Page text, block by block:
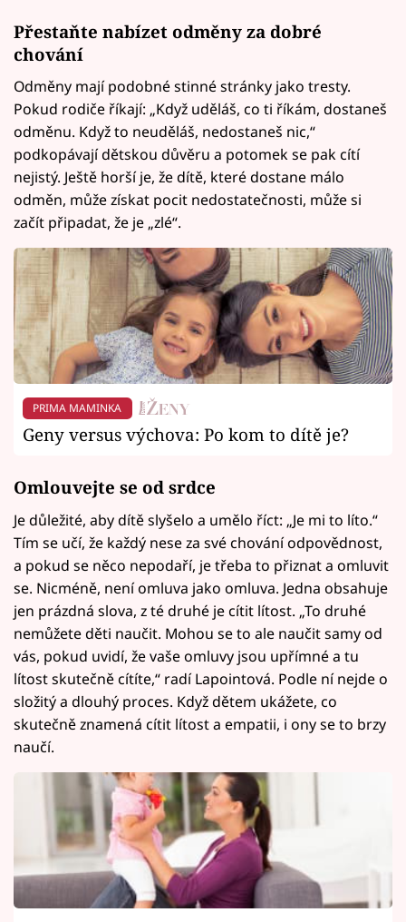
Přestaňte nabízet odměny za dobré
chování
Odměny mají podobné stinné stránky jako tresty.
Pokud rodiče říkají: „Když uděláš, co ti říkám, dostaneš
odměnu. Když to neuděláš, nedostaneš nic,“
podkopávají dětskou důvěru a potomek se pak cítí
nejistý. Ještě horší je, že dítě, které dostane málo
odměn, může získat pocit nedostatečnosti, může si
začít připadat, že je „zlé“.
PRIMA MAMINKA
Geny versus výchova: Po kom to dítě je?
Omlouvejte se od srdce
Je důležité, aby dítě slyšelo a umělo říct: „Je mi to líto.“
Tím se učí, že každý nese za své chování odpovědnost,
a pokud se něco nepodaří, je třeba to přiznat a omluvit
se. Nicméně, není omluva jako omluva. Jedna obsahuje
jen prázdná slova, z té druhé je cítit lítost. „To druhé
nemůžete děti naučit. Mohou se to ale naučit samy od
vás, pokud uvidí, že vaše omluvy jsou upřímné a tu
lítost skutečně cítíte,“ radí Lapointová. Podle ní nejde o
složitý a dlouhý proces. Když dětem ukážete, co
skutečně znamená cítit lítost a empatii, i ony se to brzy
naučí.